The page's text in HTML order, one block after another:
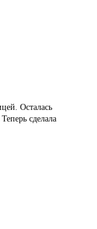
Осталась
сделала